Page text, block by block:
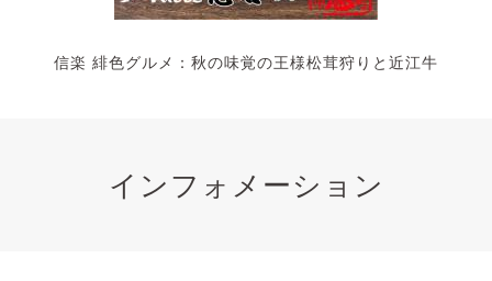
信楽 緋色グルメ：秋の味覚の王様松茸狩りと近江牛
インフォメーション